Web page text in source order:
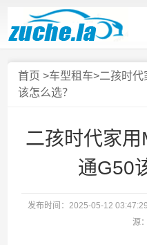
首页 >车型租车>二孩时代
该怎么选？
二孩时代家
通G50
发布时间：2025-05-12 03:47:29
源